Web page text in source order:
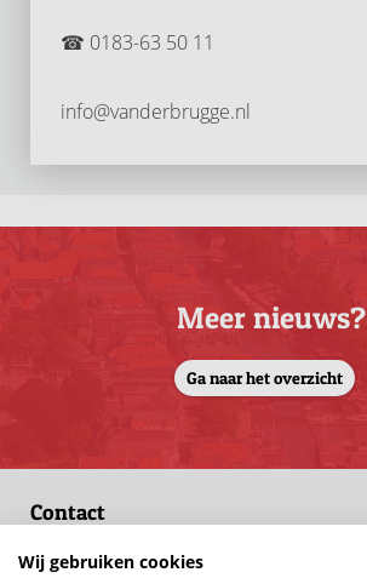
☎ 0183-63 50 11
info@vanderbrugge.nl
Meer nieuws?
Ga naar het overzicht
Contact
0183 - 635011
Wij gebruiken cookies